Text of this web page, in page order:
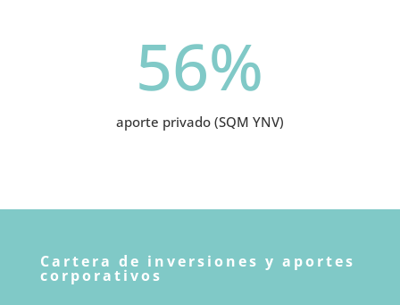
56%
aporte privado (SQM YNV)
Cartera de inversiones y aportes
corporativos